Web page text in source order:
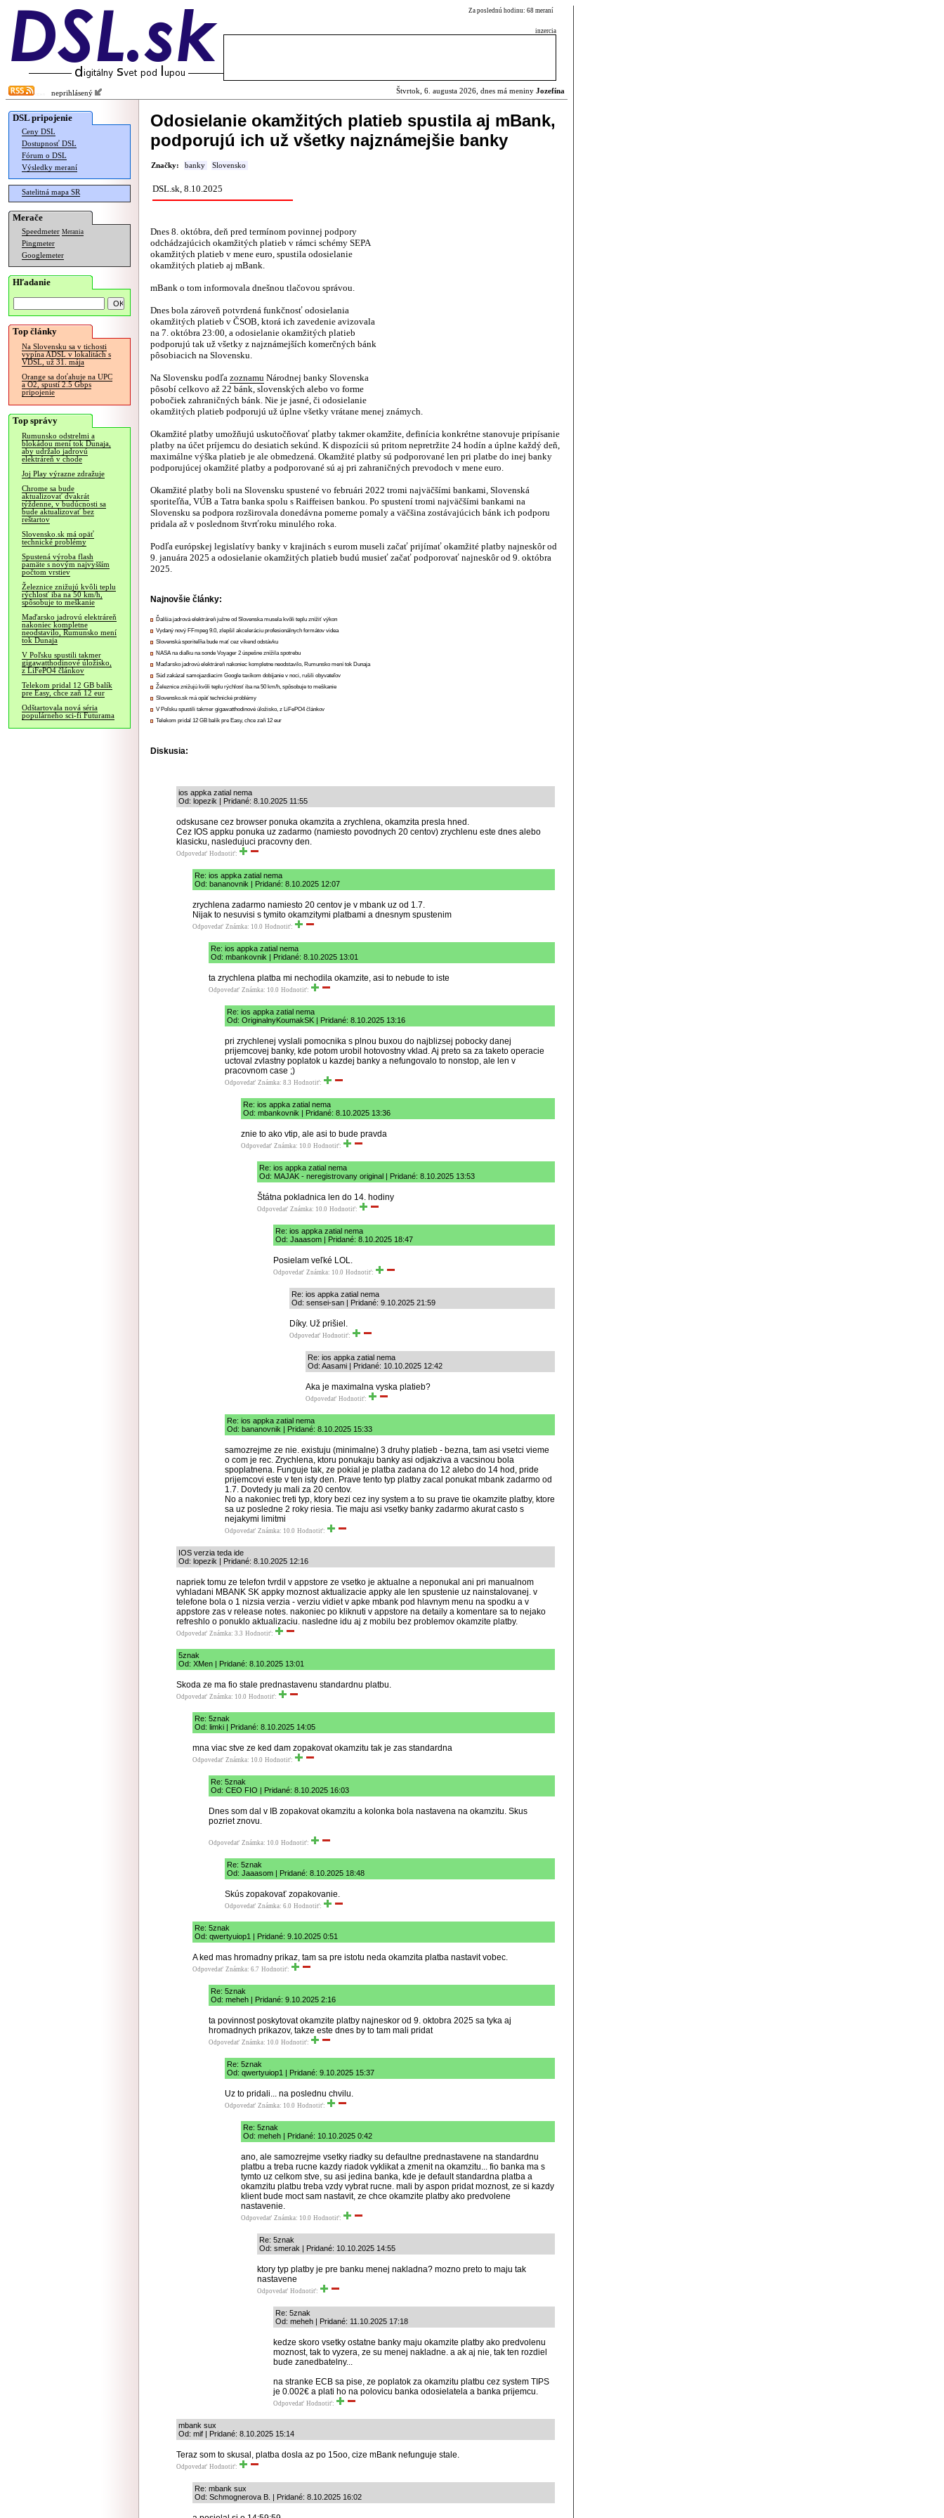
Za poslednú hodinu: 68 meraní
inzercia
neprihlásený Štvrtok, 6. augusta 2026, dnes má meniny Jozefína
DSL pripojenie
Ceny DSL
Dostupnosť DSL
Fórum o DSL
Výsledky meraní
Satelitná mapa SR
Merače
Speedmeter Merania
Pingmeter
Googlemeter
Hľadanie
Top články
Na Slovensku sa v tichosti
vypína ADSL v lokalitách s
VDSL, už 31. mája
Orange sa doťahuje na UPC
a O2, spustí 2.5 Gbps
pripojenie
Top správy
Rumunsko odstrelmi a
blokádou mení tok Dunaja,
aby udržalo jadrovú
elektráreň v chode
Joj Play výrazne zdražuje
Chrome sa bude
aktualizovať dvakrát
týždenne, v budúcnosti sa
bude aktualizovať bez
reštartov
Slovensko.sk má opäť
technické problémy
Spustená výroba flash
pamäte s novým najvyšším
počtom vrstiev
Železnice znižujú kvôli teplu
rýchlosť iba na 50 km/h,
spôsobuje to meškanie
Maďarsko jadrovú elektráreň
nakoniec kompletne
neodstavilo, Rumunsko mení
tok Dunaja
V Poľsku spustili takmer
gigawatthodinové úložisko,
z LiFePO4 článkov
Telekom pridal 12 GB balík
pre Easy, chce zaň 12 eur
Odštartovala nová séria
populárneho sci-fi Futurama
Odosielanie okamžitých platieb spustila aj mBank,
podporujú ich už všetky najznámejšie banky
Značky: banky Slovensko
DSL.sk, 8.10.2025
Dnes 8. októbra, deň pred termínom povinnej podpory
odchádzajúcich okamžitých platieb v rámci schémy SEPA
okamžitých platieb v mene euro, spustila odosielanie
okamžitých platieb aj mBank.
mBank o tom informovala dnešnou tlačovou správou.
Dnes bola zároveň potvrdená funkčnosť odosielania
okamžitých platieb v ČSOB, ktorá ich zavedenie avizovala
na 7. októbra 23:00, a odosielanie okamžitých platieb
podporujú tak už všetky z najznámejších komerčných bánk
pôsobiacich na Slovensku.
Na Slovensku podľa zoznamu Národnej banky Slovenska
pôsobí celkovo až 22 bánk, slovenských alebo vo forme
pobočiek zahraničných bánk. Nie je jasné, či odosielanie
okamžitých platieb podporujú už úplne všetky vrátane menej známych.
Okamžité platby umožňujú uskutočňovať platby takmer okamžite, definícia konkrétne stanovuje pripísanie
platby na účet príjemcu do desiatich sekúnd. K dispozícii sú pritom nepretržite 24 hodín a úplne každý deň,
maximálne výška platieb je ale obmedzená. Okamžité platby sú podporované len pri platbe do inej banky
podporujúcej okamžité platby a podporované sú aj pri zahraničných prevodoch v mene euro.
Okamžité platby boli na Slovensku spustené vo februári 2022 tromi najväčšími bankami, Slovenská
sporiteľňa, VÚB a Tatra banka spolu s Raiffeisen bankou. Po spustení tromi najväčšími bankami na
Slovensku sa podpora rozširovala donedávna pomerne pomaly a väčšina zostávajúcich bánk ich podporu
pridala až v poslednom štvrťroku minulého roka.
Podľa európskej legislatívy banky v krajinách s eurom museli začať prijímať okamžité platby najneskôr od
9. januára 2025 a odosielanie okamžitých platieb budú musieť začať podporovať najneskôr od 9. októbra
2025.
Najnovšie články:
Ďalšia jadrová elektráreň južne od Slovenska musela kvôli teplu znížiť výkon
Vydaný nový FFmpeg 9.0, zlepšil akceleráciu profesionálnych formátov videa
Slovenská sporiteľňa bude mať cez víkend odstávku
NASA na diaľku na sonde Voyager 2 úspešne znížila spotrebu
Maďarsko jadrovú elektráreň nakoniec kompletne neodstavilo, Rumunsko mení tok Dunaja
Súd zakázal samojazdiacim Google taxíkom dobíjanie v noci, rušili obyvateľov
Železnice znižujú kvôli teplu rýchlosť iba na 50 km/h, spôsobuje to meškanie
Slovensko.sk má opäť technické problémy
V Poľsku spustili takmer gigawatthodinové úložisko, z LiFePO4 článkov
Telekom pridal 12 GB balík pre Easy, chce zaň 12 eur
Diskusia:
ios appka zatial nema
Od: lopezik | Pridané: 8.10.2025 11:55
odskusane cez browser ponuka okamzita a zrychlena, okamzita presla hned.
Cez IOS appku ponuka uz zadarmo (namiesto povodnych 20 centov) zrychlenu este dnes alebo
klasicku, nasledujuci pracovny den.
Odpovedať Hodnotiť:
Re: ios appka zatial nema
Od: bananovnik | Pridané: 8.10.2025 12:07
zrychlena zadarmo namiesto 20 centov je v mbank uz od 1.7.
Nijak to nesuvisi s tymito okamzitymi platbami a dnesnym spustenim
Odpovedať Známka: 10.0 Hodnotiť:
Re: ios appka zatial nema
Od: mbankovnik | Pridané: 8.10.2025 13:01
ta zrychlena platba mi nechodila okamzite, asi to nebude to iste
Odpovedať Známka: 10.0 Hodnotiť:
Re: ios appka zatial nema
Od: OriginalnyKoumakSK | Pridané: 8.10.2025 13:16
pri zrychlenej vyslali pomocnika s plnou buxou do najblizsej pobocky danej
prijemcovej banky, kde potom urobil hotovostny vklad. Aj preto sa za taketo operacie
uctoval zvlastny poplatok u kazdej banky a nefungovalo to nonstop, ale len v
pracovnom case ;)
Odpovedať Známka: 8.3 Hodnotiť:
Re: ios appka zatial nema
Od: mbankovnik | Pridané: 8.10.2025 13:36
znie to ako vtip, ale asi to bude pravda
Odpovedať Známka: 10.0 Hodnotiť:
Re: ios appka zatial nema
Od: MAJAK - neregistrovany original | Pridané: 8.10.2025 13:53
Štátna pokladnica len do 14. hodiny
Odpovedať Známka: 10.0 Hodnotiť:
Re: ios appka zatial nema
Od: Jaaasom | Pridané: 8.10.2025 18:47
Posielam veľké LOL.
Odpovedať Známka: 10.0 Hodnotiť:
Re: ios appka zatial nema
Od: sensei-san | Pridané: 9.10.2025 21:59
Díky. Už prišiel.
Odpovedať Hodnotiť:
Re: ios appka zatial nema
Od: Aasami | Pridané: 10.10.2025 12:42
Aka je maximalna vyska platieb?
Odpovedať Hodnotiť:
Re: ios appka zatial nema
Od: bananovnik | Pridané: 8.10.2025 15:33
samozrejme ze nie. existuju (minimalne) 3 druhy platieb - bezna, tam asi vsetci vieme
o com je rec. Zrychlena, ktoru ponukaju banky asi odjakziva a vacsinou bola
spoplatnena. Funguje tak, ze pokial je platba zadana do 12 alebo do 14 hod, pride
prijemcovi este v ten isty den. Prave tento typ platby zacal ponukat mbank zadarmo od
1.7. Dovtedy ju mali za 20 centov.
No a nakoniec treti typ, ktory bezi cez iny system a to su prave tie okamzite platby, ktore
sa uz posledne 2 roky riesia. Tie maju asi vsetky banky zadarmo akurat casto s
nejakymi limitmi
Odpovedať Známka: 10.0 Hodnotiť:
IOS verzia teda ide
Od: lopezik | Pridané: 8.10.2025 12:16
napriek tomu ze telefon tvrdil v appstore ze vsetko je aktualne a neponukal ani pri manualnom
vyhladani MBANK SK appky moznost aktualizacie appky ale len spustenie uz nainstalovanej. v
telefone bola o 1 nizsia verzia - verziu vidiet v apke mbank pod hlavnym menu na spodku a v
appstore zas v release notes. nakoniec po kliknuti v appstore na detaily a komentare sa to nejako
refreshlo o ponuklo aktualizaciu. nasledne idu aj z mobilu bez problemov okamzite platby.
Odpovedať Známka: 3.3 Hodnotiť:
5znak
Od: XMen | Pridané: 8.10.2025 13:01
Skoda ze ma fio stale prednastavenu standardnu platbu.
Odpovedať Známka: 10.0 Hodnotiť:
Re: 5znak
Od: limki | Pridané: 8.10.2025 14:05
mna viac stve ze ked dam zopakovat okamzitu tak je zas standardna
Odpovedať Známka: 10.0 Hodnotiť:
Re: 5znak
Od: CEO FIO | Pridané: 8.10.2025 16:03
Dnes som dal v IB zopakovat okamzitu a kolonka bola nastavena na okamzitu. Skus
pozriet znovu.
Odpovedať Známka: 10.0 Hodnotiť:
Re: 5znak
Od: Jaaasom | Pridané: 8.10.2025 18:48
Skús zopakovať zopakovanie.
Odpovedať Známka: 6.0 Hodnotiť:
Re: 5znak
Od: qwertyuiop1 | Pridané: 9.10.2025 0:51
A ked mas hromadny prikaz, tam sa pre istotu neda okamzita platba nastavit vobec.
Odpovedať Známka: 6.7 Hodnotiť:
Re: 5znak
Od: meheh | Pridané: 9.10.2025 2:16
ta povinnost poskytovat okamzite platby najneskor od 9. oktobra 2025 sa tyka aj
hromadnych prikazov, takze este dnes by to tam mali pridat
Odpovedať Známka: 10.0 Hodnotiť:
Re: 5znak
Od: qwertyuiop1 | Pridané: 9.10.2025 15:37
Uz to pridali... na poslednu chvilu.
Odpovedať Známka: 10.0 Hodnotiť:
Re: 5znak
Od: meheh | Pridané: 10.10.2025 0:42
ano, ale samozrejme vsetky riadky su defaultne prednastavene na standardnu
platbu a treba rucne kazdy riadok vyklikat a zmenit na okamzitu... fio banka ma s
tymto uz celkom stve, su asi jedina banka, kde je default standardna platba a
okamzitu platbu treba vzdy vybrat rucne. mali by aspon pridat moznost, ze si kazdy
klient bude moct sam nastavit, ze chce okamzite platby ako predvolene
nastavenie.
Odpovedať Známka: 10.0 Hodnotiť:
Re: 5znak
Od: smerak | Pridané: 10.10.2025 14:55
ktory typ platby je pre banku menej nakladna? mozno preto to maju tak
nastavene
Odpovedať Hodnotiť:
Re: 5znak
Od: meheh | Pridané: 11.10.2025 17:18
kedze skoro vsetky ostatne banky maju okamzite platby ako predvolenu
moznost, tak to vyzera, ze su menej nakladne. a ak aj nie, tak ten rozdiel
bude zanedbatelny...
na stranke ECB sa pise, ze poplatok za okamzitu platbu cez system TIPS
je 0.002€ a plati ho na polovicu banka odosielatela a banka prijemcu.
Odpovedať Hodnotiť:
mbank sux
Od: mif | Pridané: 8.10.2025 15:14
Teraz som to skusal, platba dosla az po 15oo, cize mBank nefunguje stale.
Odpovedať Hodnotiť:
Re: mbank sux
Od: Schmognerova B. | Pridané: 8.10.2025 16:02